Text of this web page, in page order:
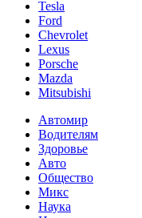
Tesla
Ford
Chevrolet
Lexus
Porsche
Mazda
Mitsubishi
Автомир
Водителям
Здоровье
Авто
Общество
Микс
Наука